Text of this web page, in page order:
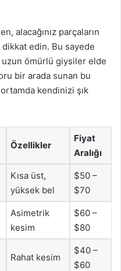
alacağınız parçaların
dikkat edin. Bu sayede
ömürlü giysiler elde
bir arada sunan bu
kendinizi şık
Özellikler
Fiyat
Aralığı
Kısa üst,
yüksek bel
$50 –
$70
Asimetrik
kesim
$60 –
$80
Rahat kesim
$40 –
$60